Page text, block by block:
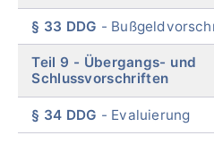
§ 33 DDG
Teil 9
Übergangs- und
Schlussvorschriften
§ 34 DDG Evaluierung